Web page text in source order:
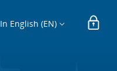
In English (EN)